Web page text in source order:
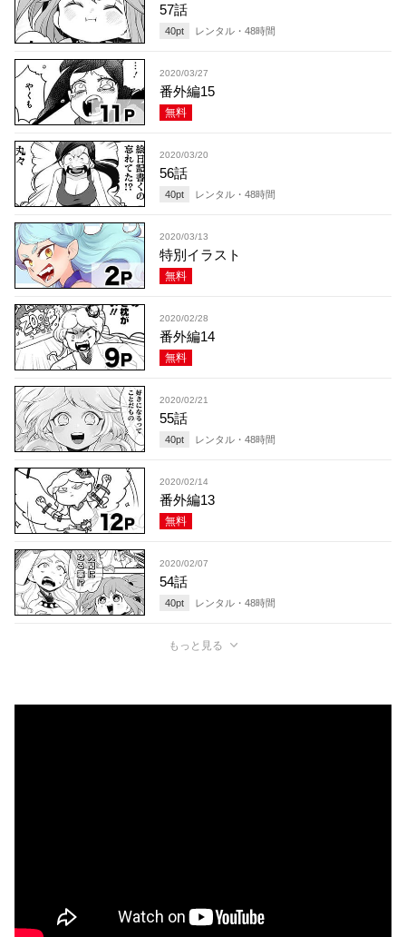
57話
40pt レンタル・ 48時間
2020/03/27
番外編15
無料
2020/03/20
56話
40pt レンタル・ 48時間
2020/03/13
特別イラスト
無料
2020/02/28
番外編14
無料
2020/02/21
55話
40pt レンタル・ 48時間
2020/02/14
番外編13
無料
2020/02/07
54話
40pt レンタル・ 48時間
もっと見る